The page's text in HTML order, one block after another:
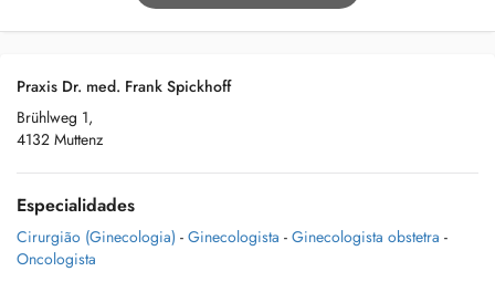
Praxis Dr. med. Frank Spickhoff
Brühlweg 1,
4132 Muttenz
Especialidades
Cirurgião (Ginecologia) - Ginecologista - Ginecologista obstetra -
Oncologista